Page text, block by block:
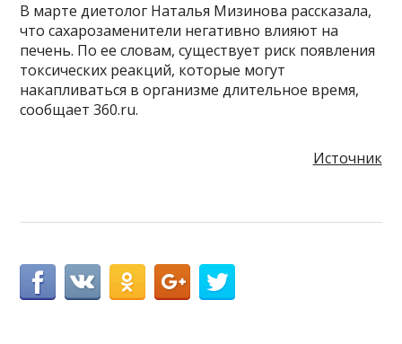
В марте диетолог Наталья Мизинова рассказала,
что сахарозаменители негативно влияют на
печень. По ее словам, существует риск появления
токсических реакций, которые могут
накапливаться в организме длительное время,
сообщает 360.ru.
Источник